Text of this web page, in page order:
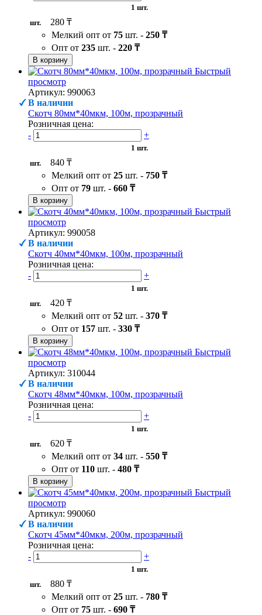
1 шт.
шт.
280 ₸
Мелкий опт от 75 шт. - 250 ₸
Опт от 235 шт. - 220 ₸
В корзину
Быстрый
просмотр
Артикул: 990063
В наличии
Скотч 80мм*40мкм, 100м, прозрачный
Розничная цена:
-
+
1 шт.
шт.
840 ₸
Мелкий опт от 25 шт. - 750 ₸
Опт от 79 шт. - 660 ₸
В корзину
Быстрый
просмотр
Артикул: 990058
В наличии
Скотч 40мм*40мкм, 100м, прозрачный
Розничная цена:
-
+
1 шт.
шт.
420 ₸
Мелкий опт от 52 шт. - 370 ₸
Опт от 157 шт. - 330 ₸
В корзину
Быстрый
просмотр
Артикул: 310044
В наличии
Скотч 48мм*40мкм, 100м, прозрачный
Розничная цена:
-
+
1 шт.
шт.
620 ₸
Мелкий опт от 34 шт. - 550 ₸
Опт от 110 шт. - 480 ₸
В корзину
Быстрый
просмотр
Артикул: 990060
В наличии
Скотч 45мм*40мкм, 200м, прозрачный
Розничная цена:
-
+
1 шт.
шт.
880 ₸
Мелкий опт от 25 шт. - 780 ₸
Опт от 75 шт. - 690 ₸